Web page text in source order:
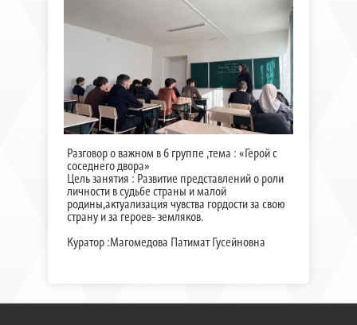
Разговор о важном в 6 группе ,тема : «Герой с
соседнего двора»
Цель занятия : Развитие представлений о роли
личности в судьбе страны и малой
родины,актуализация чувства гордости за свою
страну и за героев- земляков.
Куратор :Магомедова Патимат Гусейновна